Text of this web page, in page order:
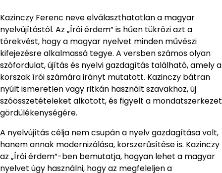
Kazinczy Ferenc neve elválaszthatatlan a magyar
nyelvújítástól. Az „Írói érdem” is hűen tükrözi azt a
törekvést, hogy a magyar nyelvet minden művészi
kifejezésre alkalmassá tegye. A versben számos olyan
szófordulat, újítás és nyelvi gazdagítás található, amely a
korszak írói számára irányt mutatott. Kazinczy bátran
nyúlt ismeretlen vagy ritkán használt szavakhoz, új
szóösszetételeket alkotott, és figyelt a mondatszerkezet
gördülékenységére.
A nyelvújítás célja nem csupán a nyelv gazdagítása volt,
hanem annak modernizálása, korszerűsítése is. Kazinczy
az „Írói érdem”-ben bemutatja, hogyan lehet a magyar
nyelvet úgy használni, hogy az megfeleljen a